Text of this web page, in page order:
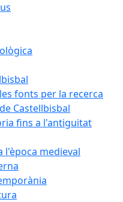
fonts per la recerca
Castellbisbal
fins a l'antiguitat
l'època medieval